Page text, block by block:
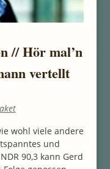
// Hör mal’n
vertellt
wohl viele andere
und
90,3 kann Gerd